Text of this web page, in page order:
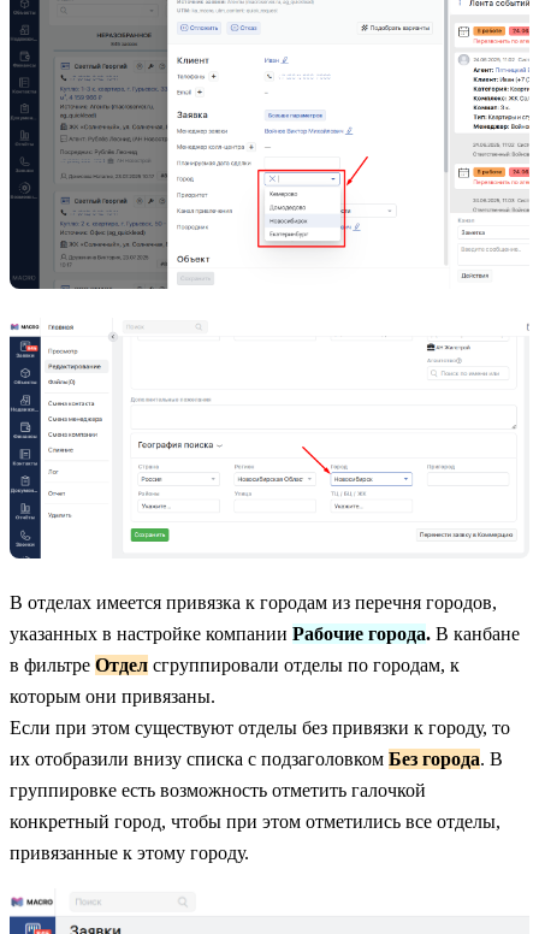
В отделах имеется привязка к городам из перечня городов,
указанных в настройке компании Рабочие города. В канбане
в фильтре Отдел сгруппировали отделы по городам, к
которым они привязаны.
Если при этом существуют отделы без привязки к городу, то
их отобразили внизу списка с подзаголовком Без города. В
группировке есть возможность отметить галочкой
конкретный город, чтобы при этом отметились все отделы,
привязанные к этому городу.